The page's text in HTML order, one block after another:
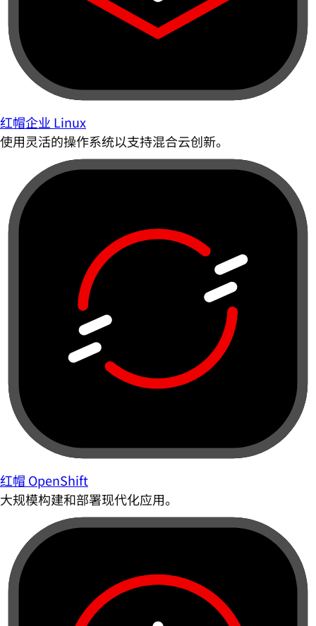
红帽企业 Linux
使用灵活的操作系统以支持混合云创新。
红帽 OpenShift
大规模构建和部署现代化应用。